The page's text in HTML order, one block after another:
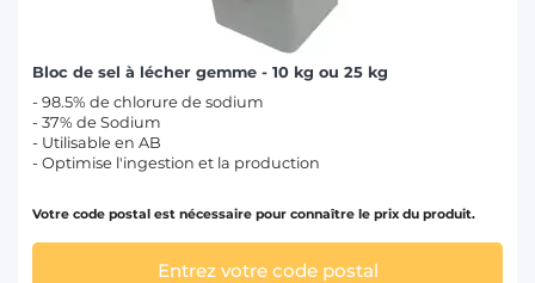
Bloc de sel à lécher gemme - 10 kg ou 25 kg
- 98.5% de chlorure de sodium
- 37% de Sodium
- Utilisable en AB
- Optimise l'ingestion et la production
Votre code postal est nécessaire pour connaître le prix du produit.
Entrez votre code postal